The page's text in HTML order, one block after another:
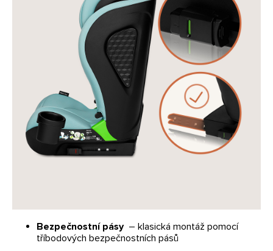
Bezpečnostní pásy – klasická montáž pomocí
tříbodových bezpečnostních pásů